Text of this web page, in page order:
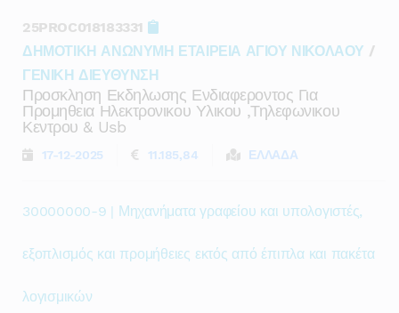
25PROC018183331
ΔΗΜΟΤΙΚΗ ΑΝΩΝΥΜΗ ΕΤΑΙΡΕΙΑ ΑΓΙΟΥ ΝΙΚΟΛΑΟΥ /
ΓΕΝΙΚΗ ΔΙΕΥΘΥΝΣΗ
Προσκληση Εκδηλωσης Ενδιαφεροντος Για
Προμηθεια Ηλεκτρονικου Υλικου ,τηλεφωνικου
Κεντρου & Usb
17-12-2025 11.185,84 ΕΛΛΑΔΑ
30000000-9 | Μηχανήματα γραφείου και υπολογιστές,
εξοπλισμός και προμήθειες εκτός από έπιπλα και πακέτα
λογισμικών